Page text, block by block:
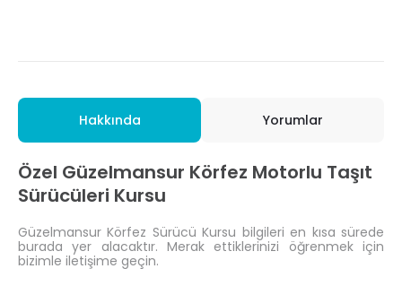
Hakkında Yorumlar
Özel Güzelmansur Körfez Motorlu Taşıt
Sürücüleri Kursu
Güzelmansur Körfez Sürücü Kursu bilgileri en kısa sürede
burada yer alacaktır. Merak ettiklerinizi öğrenmek için
bizimle iletişime geçin.